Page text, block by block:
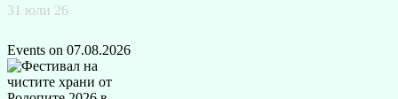
31 юли 26
Events on 07.08.2026